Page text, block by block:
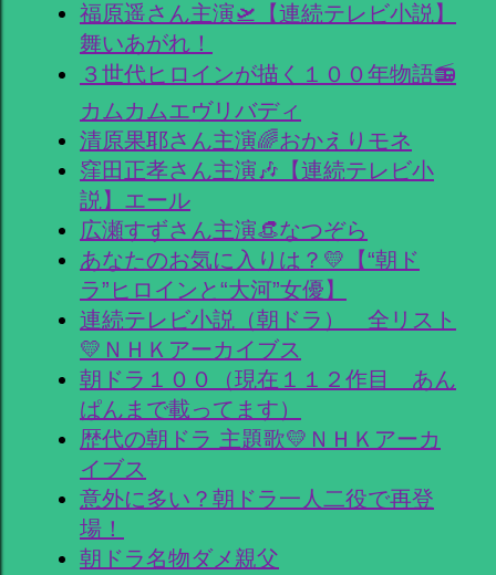
福原遥さん主演🛫【連続テレビ小説】
舞いあがれ！
３世代ヒロインが描く１００年物語📻
カムカムエヴリバディ
清原果耶さん主演🌈おかえりモネ
窪田正孝さん主演🎶【連続テレビ小
説】エール
広瀬すずさん主演👒なつぞら
あなたのお気に入りは？💛【“朝ド
ラ”ヒロインと“大河”女優】
連続テレビ小説（朝ドラ） 全リスト
💛ＮＨＫアーカイブス
朝ドラ１００（現在１１２作目 あん
ぱんまで載ってます）
歴代の朝ドラ 主題歌💛ＮＨＫアーカ
イブス
意外に多い？朝ドラ一人二役で再登
場！
朝ドラ名物ダメ親父